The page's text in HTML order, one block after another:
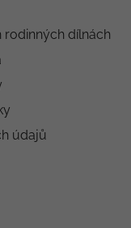
rodinných dílnách
údajů